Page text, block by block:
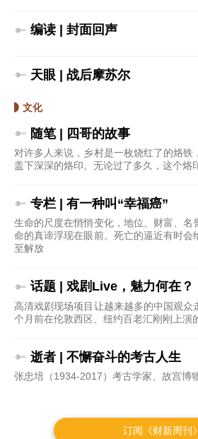
订阅《财新周刊》